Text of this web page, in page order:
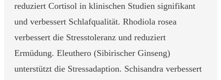
reduziert Cortisol in klinischen Studien signifikant
und verbessert Schlafqualität. Rhodiola rosea
verbessert die Stresstoleranz und reduziert
Ermüdung. Eleuthero (Sibirischer Ginseng)
unterstützt die Stressadaption. Schisandra verbessert